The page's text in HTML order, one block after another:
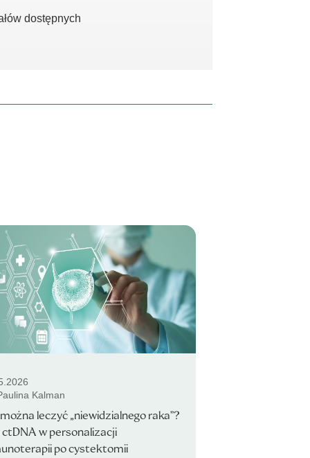
dostępnych
Kalman
leczyć „niewidzialnego raka”?
ctDNA w personalizacji
po cystektomii